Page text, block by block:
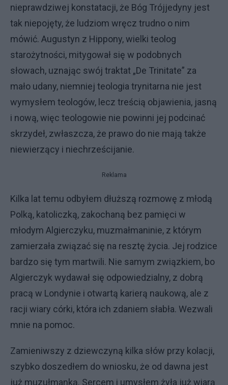
nieprawdziwej konstatacji, że Bóg Trójjedyny jest
tak niepojęty, że ludziom wręcz trudno o nim
mówić. Augustyn z Hippony, wielki teolog
starożytności, mitygował się w podobnych
słowach, uznając swój traktat „De Trinitate” za
mało udany, niemniej teologia trynitarna nie jest
wymysłem teologów, lecz treścią objawienia, jasną
i nową, więc teologowie nie powinni jej podcinać
skrzydeł, zwłaszcza, że prawo do nie mają także
niewierzący i niechrześcijanie.
Reklama
Kilka lat temu odbyłem dłuższą rozmowę z młodą
Polką, katoliczką, zakochaną bez pamięci w
młodym Algierczyku, muzmałmaninie, z którym
zamierzała związać się na resztę życia. Jej rodzice
bardzo się tym martwili. Nie samym związkiem, bo
Algierczyk wydawał się odpowiedzialny, z dobrą
pracą w Londynie i otwartą karierą naukową, ale z
racji wiary córki, która ich zdaniem słabła. Wezwali
mnie na pomoc.
Zamieniwszy z dziewczyną kilka słów przy kolacji,
szybko doszedłem do wniosku, że od dawna jest
już muzułmanką. Sercem i umysłem żyła już wiarą